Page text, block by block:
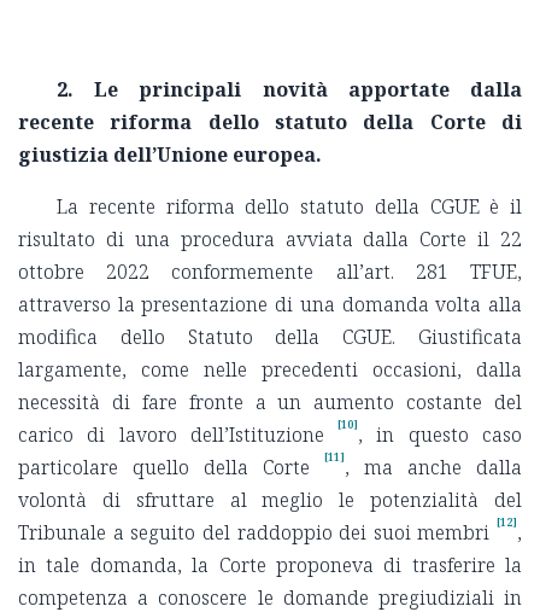
2.Le principali novità apportate dalla
recente riforma dello statuto della Corte di
giustizia dell’Unione europea.
La recente riforma dello statuto della CGUE è il
risultato di una procedura avviata dalla Corte il 22
ottobre 2022 conformemente all’art. 281 TFUE,
attraverso la presentazione di una domanda volta alla
modifica dello Statuto della CGUE. Giustificata
largamente, come nelle precedenti occasioni, dalla
necessità di fare fronte a un aumento costante del
carico di lavoro dell’Istituzione
[10], in questo caso
particolare quello della Corte
[11], ma anche dalla
volontà di sfruttare al meglio le potenzialità del
Tribunale a seguito del raddoppio dei suoi membri [12],
in tale domanda, la Corte proponeva di trasferire la
competenza a conoscere le domande pregiudiziali in